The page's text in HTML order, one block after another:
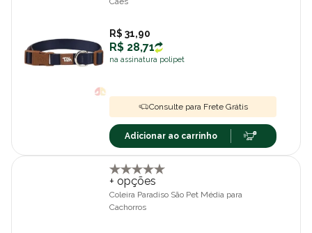
R$ 31,90
R$ 28,71
na assinatura polipet
Consulte para Frete Grátis
Adicionar ao carrinho
+ opções
Coleira Paradiso São Pet Média para
Cachorros